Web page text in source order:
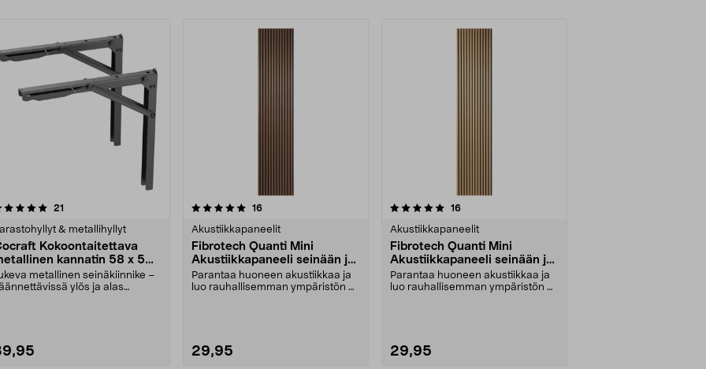
21
& metallihyllyt
Kokoontaitettava
kannatin 58 x 56
2 kplmetallinen seinäkiinnike –
ylös ja alas
5.0 viidestä
16arvostelut
Akustiikkapaneelit
Fibrotech Quanti Mini
Akustiikkapaneeli seinään ja
kattoon, 2 kpl
Parantaa huoneen akustiikkaa ja
luo rauhallisemman ympäristön –
29,95
5.0 viidestä
16arvostelut
Akustiikkapaneelit
Fibrotech Quanti Mini
Akustiikkapaneeli seinään ja
kattoon, 2 kpl
Parantaa huoneen akustiikkaa ja
luo rauhallisemman ympäristön –
29,95